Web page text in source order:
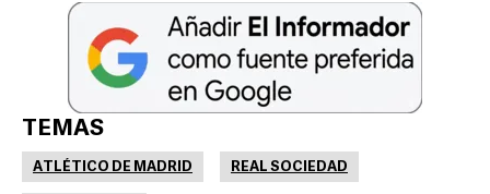
TEMAS
ATLÉTICO DE MADRID REAL SOCIEDAD